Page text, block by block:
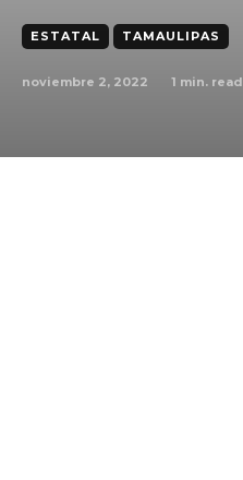
ESTATAL TAMAULIPAS
noviembre 2, 2022 1 min. read